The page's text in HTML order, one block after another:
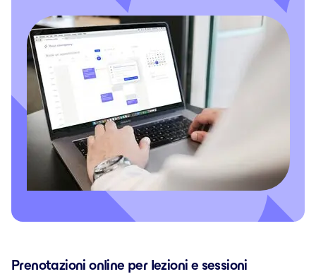
Prenotazioni online per lezioni e sessioni